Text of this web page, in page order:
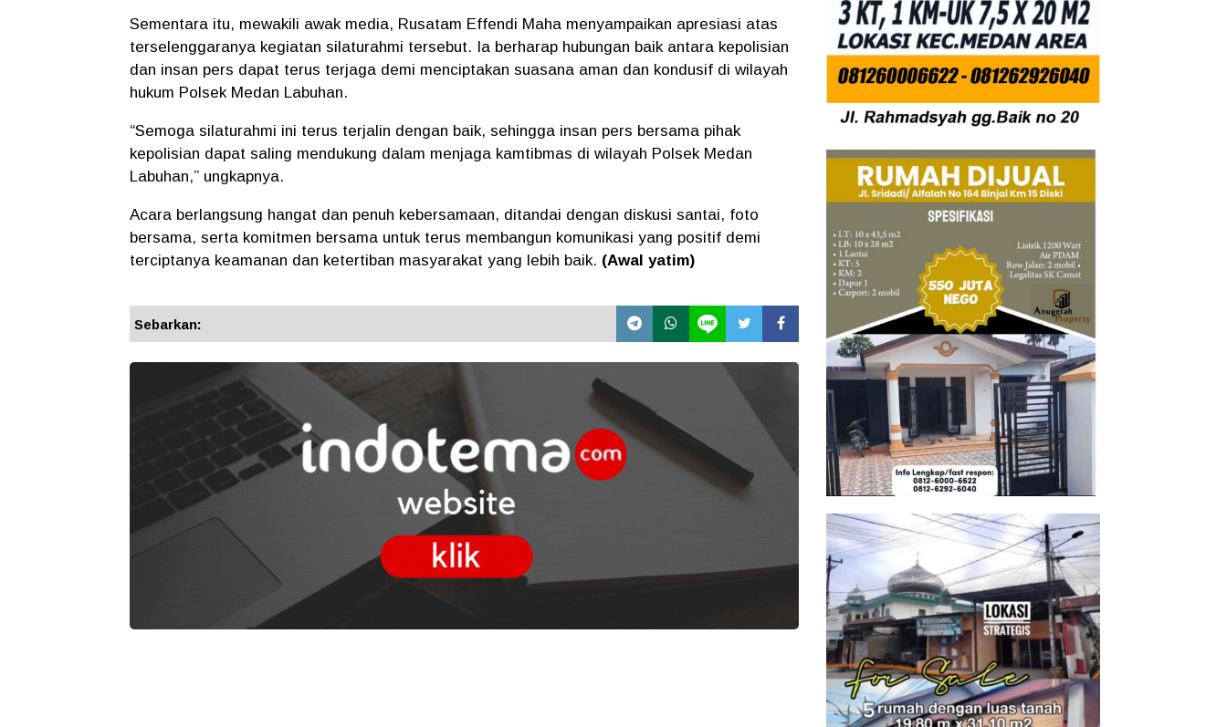
Sementara itu, mewakili awak media, Rusatam Effendi Maha menyampaikan apresiasi atas
terselenggaranya kegiatan silaturahmi tersebut. Ia berharap hubungan baik antara kepolisian
dan insan pers dapat terus terjaga demi menciptakan suasana aman dan kondusif di wilayah
hukum Polsek Medan Labuhan.
“Semoga silaturahmi ini terus terjalin dengan baik, sehingga insan pers bersama pihak
kepolisian dapat saling mendukung dalam menjaga kamtibmas di wilayah Polsek Medan
Labuhan,” ungkapnya.
Acara berlangsung hangat dan penuh kebersamaan, ditandai dengan diskusi santai, foto
bersama, serta komitmen bersama untuk terus membangun komunikasi yang positif demi
terciptanya keamanan dan ketertiban masyarakat yang lebih baik. (Awal yatim)
Sebarkan: